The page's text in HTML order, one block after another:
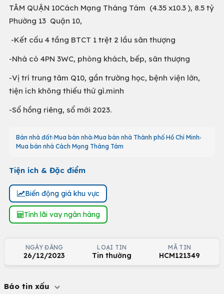
TÂM QUẬN 10Cách Mạng Tháng Tám (4.35 x10.3 ), 8.5 tỷ
Phường 13 Quận 10,
-Kết cấu 4 tầng BTCT 1 trệt 2 lầu sân thượng
-Nhà có 4PN 3WC, phòng khách, bếp, sân thượng
-Vị trí trung tâm Q10, gần trường học, bệnh viện lớn,
tiện ích không thiếu thứ gì.minh
-Sổ hồng riêng, sổ mới 2023.
Bán nhà đất Mua bán nhà Mua bán nhà Thành phố Hồ Chí Minh
Mua bán nhà Cách Mạng Tháng Tám
Tiện ích & Đặc điểm
Biến động giá khu vực
Tính lãi vay ngân hàng
NGÀY ĐĂNG
26/12/2023
LOẠI TIN
Tin thường
MÃ TIN
HCM121349
Báo tin xấu